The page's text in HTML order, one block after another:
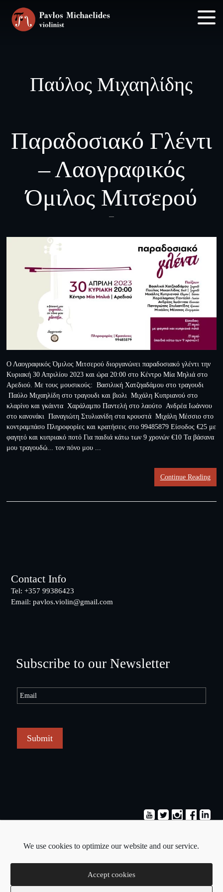
We use cookies to optimize our website and our service.
Accept cookies
main
footer
Παύλος Μιχαηλίδης
Παραδοσιακό Γλέντι
– Λαογραφικός
Όμιλος Μιτσερού
Ο Λαογραφικός Όμιλος Μιτσερού διοργανώνει παραδοσιακό γλέντι την
Κυριακή 30 Απριλίου 2023 και ώρα 20:00 στο Κέντρο Μία Μηλιά στο
Αρεδιού. Με τους μουσικούς: Βασιλική Χατζηαδάμου στο τραγουδι
Παύλο Μιχαηλίδη στο τραγουδι και βιολι Μιχάλη Κυπριανού στο
κλαρίνο και γκάιντα Χαράλαμπο Παντελή στο λαούτο Ανδρέα Ιωάννου
στο κανονάκι Παναγιώτη Στυλιανίδη στα κρουστά Μιχάλη Μέσσιο στο
κοντραμπάσο Πληροφορίες και κρατήσεις στο 99485879 Είσοδος €25 με
φαγητό και κυπριακό ποτό Για παιδιά κάτω των 9 χρονών €10 Τα βάσανα
μου τραγουδώ... τον πόνο μου ...
Continue Reading
Contact Info
Tel: +357 99386423
Email:pavlos.violin@gmail.com
Subscribe to our Newsletter
Submit
Copyright © 2026 - Pavlos Michaelides